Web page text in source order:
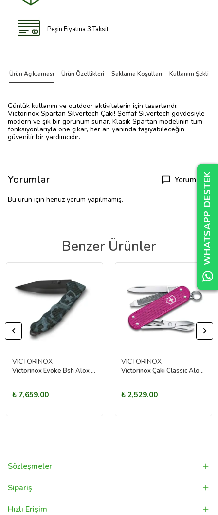
Peşin Fiyatına 3 Taksit
Ürün Açıklaması Ürün Özellikleri Saklama Koşulları Kullanım Şekli
Günlük kullanım ve outdoor aktivitelerin için tasarlandı:
Victorinox Spartan Silvertech Çakı! Şeffaf Silvertech gövdesiyle
modern ve şık bir görünüm sunar. Klasik Spartan modelinin tüm
fonksiyonlarıyla öne çıkar, her an yanında taşıyabileceğin
güvenilir bir yardımcıdır.
Yorumlar Yorum Yap
Bu ürün için henüz yorum yapılmamış.
Benzer Ürünler
VICTORINOX
Victorinox Evoke Bsh Alox Çakı - Mavi Kamuflaj
₺ 7,659.00
VICTORINOX
Victorinox Çakı Classic Alox Fuşya
₺ 2,529.00
Sözleşmeler
Sipariş
Hızlı Erişim
WHATSAPP DESTEK
WHATSAPP DESTEK
WHATSAPP DESTEK